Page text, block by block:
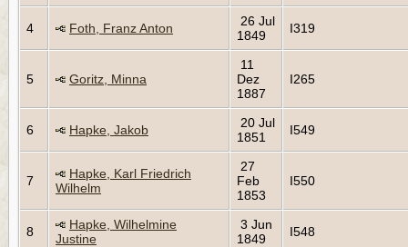
4 Foth, Franz Anton
26 Jul
1849
I319
5 Goritz, Minna
11
Dez
1887
I265
6 Hapke, Jakob
20 Jul
1851
I549
7
Hapke, Karl Friedrich
Wilhelm
27
Feb
1853
I550
8
Hapke, Wilhelmine
Justine
3 Jun
1849
I548